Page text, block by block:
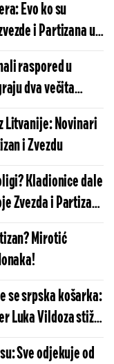
Evo ko su
i Partizana u
raspored u
dva večita
Litvanije: Novinari
i Zvezdu
Kladionice dale
Zvezda i Partizan
Mirotić
se srpska košarka:
Luka Vildoza stiže
Sve odjekuje od